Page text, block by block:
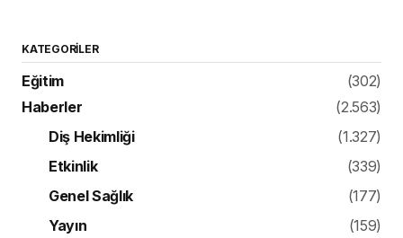
KATEGORILER
Eğitim
(302)
Haberler
(2.563)
Diş Hekimliği
(1.327)
Etkinlik
(339)
Genel Sağlık
(177)
Yayın
(159)